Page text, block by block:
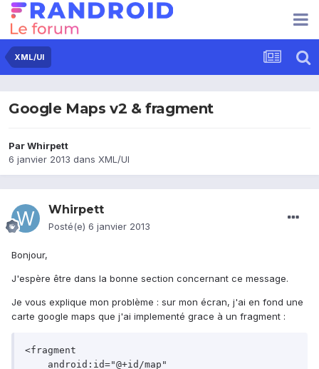
XML/UI
Google Maps v2 & fragment
ParWhirpett
6 janvier 2013 dans XML/UI
Whirpett
Posté(e) 6 janvier 2013
Bonjour,
J'espère être dans la bonne section concernant ce message.
Je vous explique mon problème : sur mon écran, j'ai en fond une
carte google maps que j'ai implementé grace à un fragment :
<fragment